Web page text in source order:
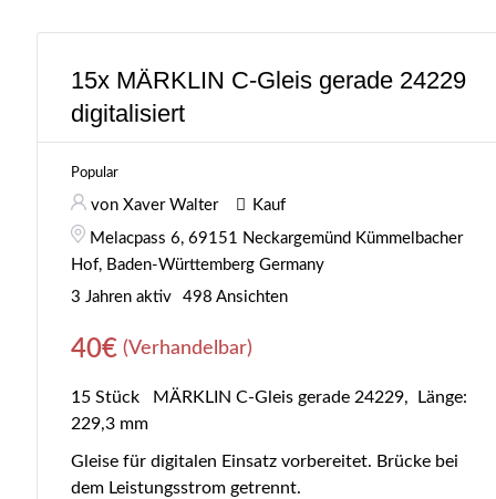
15x MÄRKLIN C-Gleis gerade 24229
digitalisiert
Popular
von Xaver Walter
Kauf
Melacpass 6, 69151 Neckargemünd Kümmelbacher
Hof, Baden-Württemberg Germany
3 Jahren aktiv
498 Ansichten
40€ (Verhandelbar)
15 Stück MÄRKLIN C-Gleis gerade 24229, Länge:
229,3 mm
Gleise für digitalen Einsatz vorbereitet. Brücke bei
dem Leistungsstrom getrennt.